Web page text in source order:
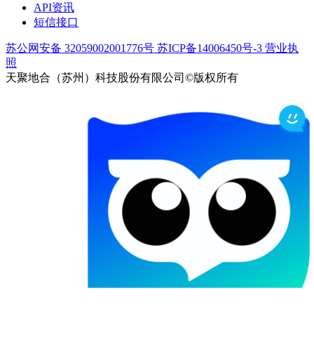
API资讯
短信接口
苏公网安备 32059002001776号 苏ICP备14006450号-3 营业执
照
天聚地合（苏州）科技股份有限公司©版权所有